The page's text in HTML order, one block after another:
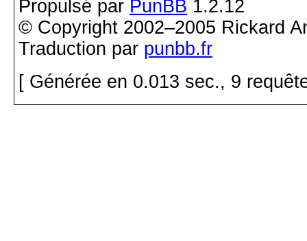
Propulsé par PunBB 1.2.12
© Copyright 2002–2005 Rickard
Traduction par punbb.fr
[ Générée en 0.013 sec., 9